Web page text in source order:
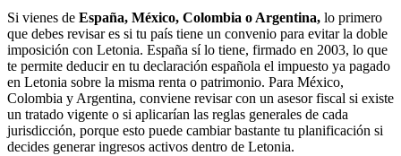
Si vienes de España, México, Colombia o Argentina, lo primero
que debes revisar es si tu país tiene un convenio para evitar la doble
imposición con Letonia. España sí lo tiene, firmado en 2003, lo que
te permite deducir en tu declaración española el impuesto ya pagado
en Letonia sobre la misma renta o patrimonio. Para México,
Colombia y Argentina, conviene revisar con un asesor fiscal si existe
un tratado vigente o si aplicarían las reglas generales de cada
jurisdicción, porque esto puede cambiar bastante tu planificación si
decides generar ingresos activos dentro de Letonia.